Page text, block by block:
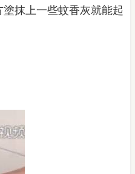
抹上一些蚊香灰就能起